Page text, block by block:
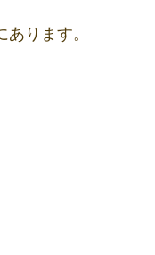
ります。